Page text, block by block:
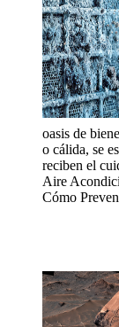
oasis de
o cálida, se
reciben el
Aire
Cómo